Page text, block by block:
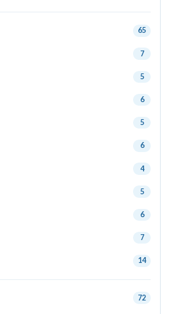
65
7
5
6
5
6
4
5
6
7
14
72